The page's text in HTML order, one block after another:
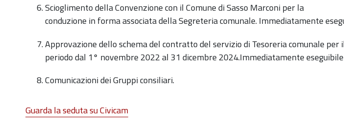
Scioglimento della Convenzione con il Comune di Sasso Marconi per la
conduzione in forma associata della Segreteria comunale. Immediatamente
Approvazione dello schema del contratto del servizio di Tesoreria comunale per
periodo dal 1° novembre 2022 al 31 dicembre 2024.Immediatamente eseguibile
Comunicazioni dei Gruppi consiliari.
Guarda la seduta su Civicam